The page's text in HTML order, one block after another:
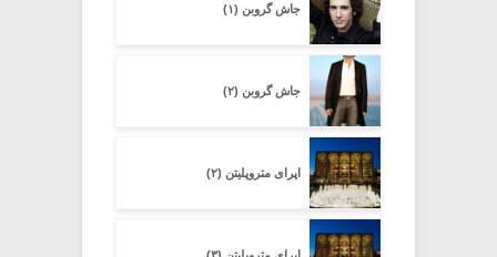
جاش گروبن (۱)
جاش گروبن (۲)
اپرای متروپلیتن (۲)
اپرای متروپلیتن (۳)